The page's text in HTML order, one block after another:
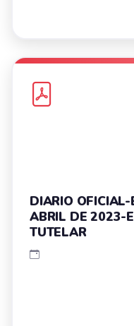
DIARIO
ABRIL DE 2023-
TUTELAR